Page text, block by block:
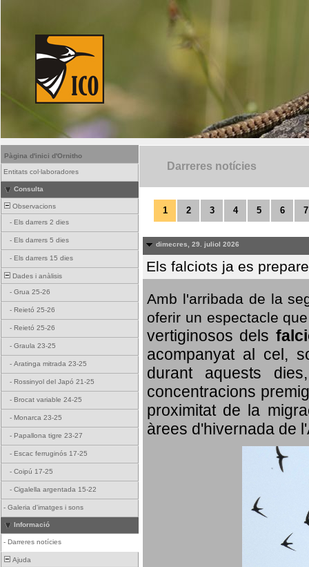
Pàgina d'inici d'Ornitho
Entitats col·laboradores
Consulta
Observacions
- Els darrers 2 dies
- Els darrers 5 dies
- Els darrers 15 dies
Dades i anàlisis
- Grua 25-26
- Reietó 25-26
- Reietó 25-26
- Graula 23-25
- Aratinga mitrada 23-25
- Rossinyol del Japó 21-25
- Brocat variable 24-25
- Monarca 23-25
- Papallona tigre 23-27
- Escac ferruginós 17-25
- Coipú 17-25
- Cigalella argentada 15-22
- Galeria d'imatges i sons
Informació
- Darreres notícies
Ajuda
Darreres notícies
1 2 3 4 5 6 7
dimecres, 29. juliol 2026
Els falciots ja es
Amb l'arribada de la
oferir un espectacle
vertiginosos dels
acompanyat al cel,
durant aquests
concentracions
proximitat de la
àrees d'hivernada de